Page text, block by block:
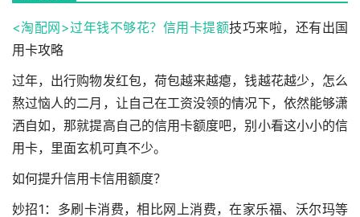
<淘配网>过年钱不够花？ 信用卡提额技巧来啦，还有出国
用卡攻略
过年，出行购物发红包，荷包越来越瘪，钱越花越少，怎么
熬过恼人的二月，让自己在工资没领的情况下，依然能够潇
洒自如，那就提高自己的信用卡额度吧，别小看这小小的信
用卡，里面玄机可真不少。
如何提升信用卡信用额度？
妙招1：多刷卡消费，相比网上消费，在家乐福、沃尔玛等